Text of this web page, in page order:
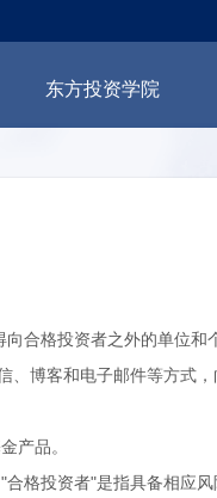
合格投资者之外的单位和
、博客和电子邮件等方式
产品。
格投资者"是指具备相应
东方投资学院